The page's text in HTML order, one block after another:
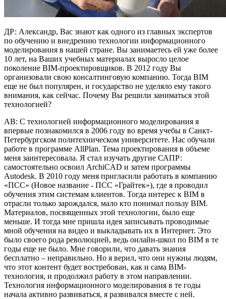
ДР: Александр, Вас знают как одного из главных экспертов
по обучению и внедрению технологии информационного
моделирования в нашей стране. Вы занимаетесь ей уже более
10 лет, на Ваших учебных материалах выросло целое
поколение BIM-проектировщиков. В 2012 году Вы
организовали свою консалтинговую компанию. Тогда BIM
еще не был популярен, и государство не уделяло ему такого
внимания, как сейчас. Почему Вы решили заниматься этой
технологией?
АВ: С технологией информационного моделирования я
впервые познакомился в 2006 году во время учебы в Санкт-
Петербургском политехническом университете. Нас обучали
работе в программе AllРlan. Тема проектирования в объеме
меня заинтересовала. Я стал изучать другие САПР:
самостоятельно освоил ArchiCAD и затем программы
Autodesk. В 2010 году меня пригласили работать в компанию
«ПСС» (Новое название - ПСС «Грайтек»), где я проводил
обучения этим системам клиентов. Тогда интерес к BIM в
отрасли только зарождался, мало кто понимал пользу BIM.
Материалов, посвященных этой технологии, было еще
меньше. И тогда мне пришла идея записывать проводимые
мной обучения на видео и выкладывать их в Интернет. Это
было своего рода революцией, ведь онлайн-школ по BIM в те
годы еще не было. Мне говорили, что давать знания
бесплатно – неправильно. Но я верил, что они нужны людям,
что этот контент будет востребован, как и сама BIM-
технология, и продолжил работу в этом направлении.
Технология информационного моделирования в те годы
начала активно развиваться, я развивался вместе с ней.